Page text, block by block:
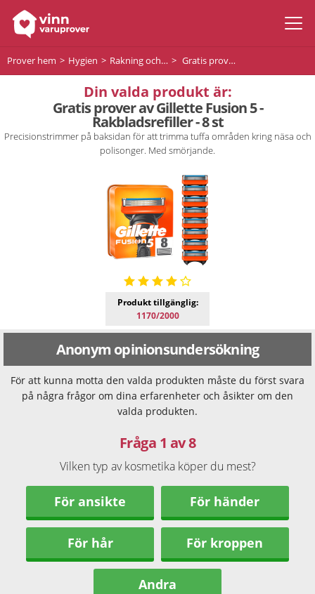
Prover hem Hygien Rakning och hårborttagning Gratis prover av Gillette Fusion 5 - Rakbladsrefiller - 8 st
Din valda produkt är:
Gratis prover av Gillette Fusion 5 -
Rakbladsrefiller - 8 st
Precisionstrimmer på baksidan för att trimma tuffa områden kring näsa och
polisonger. Med smörjande.
Produkt tillgänglig:
1170/2000
Anonym opinionsundersökning
För att kunna motta den valda produkten måste du först svara
på några frågor om dina erfarenheter och åsikter om den
valda produkten.
Fråga 1 av 8
Vilken typ av kosmetika köper du mest?
För ansikte För händer
För hår För kroppen
Andra